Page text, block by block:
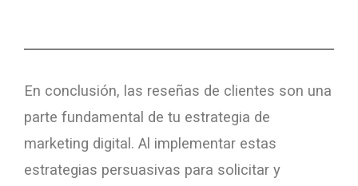
En conclusión, las reseñas de clientes son una
parte fundamental de tu estrategia de
marketing digital. Al implementar estas
estrategias persuasivas para solicitar y